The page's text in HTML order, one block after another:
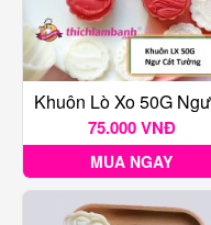
75.000 VNĐ
MUA NGAY